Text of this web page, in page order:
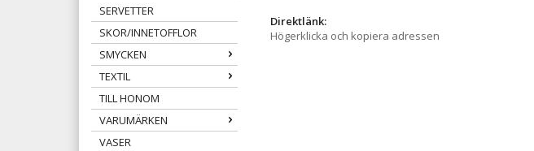
SERVETTER
SKOR/INNETOFFLOR
SMYCKEN
TEXTIL
TILL HONOM
VARUMÄRKEN
VASER
Direktlänk:
Högerklicka och kopiera adressen